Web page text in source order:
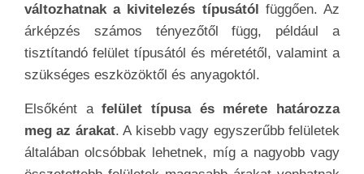
változhatnak a kivitelezés típusától függően. Az
árképzés számos tényezőtől függ, például a
tisztítandó felület típusától és méretétől, valamint a
szükséges eszközöktől és anyagoktól.
Elsőként afelület típusa és mérete határozza
meg az árakat. A kisebb vagy egyszerűbb felületek
általában olcsóbbak lehetnek, míg a nagyobb vagy